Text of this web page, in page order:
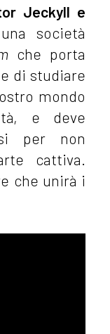
Jeckyll e
società
che porta
di studiare
mondo
e deve
per non
cattiva.
che unirà i